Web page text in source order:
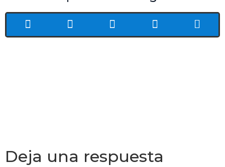
Deja una respuesta